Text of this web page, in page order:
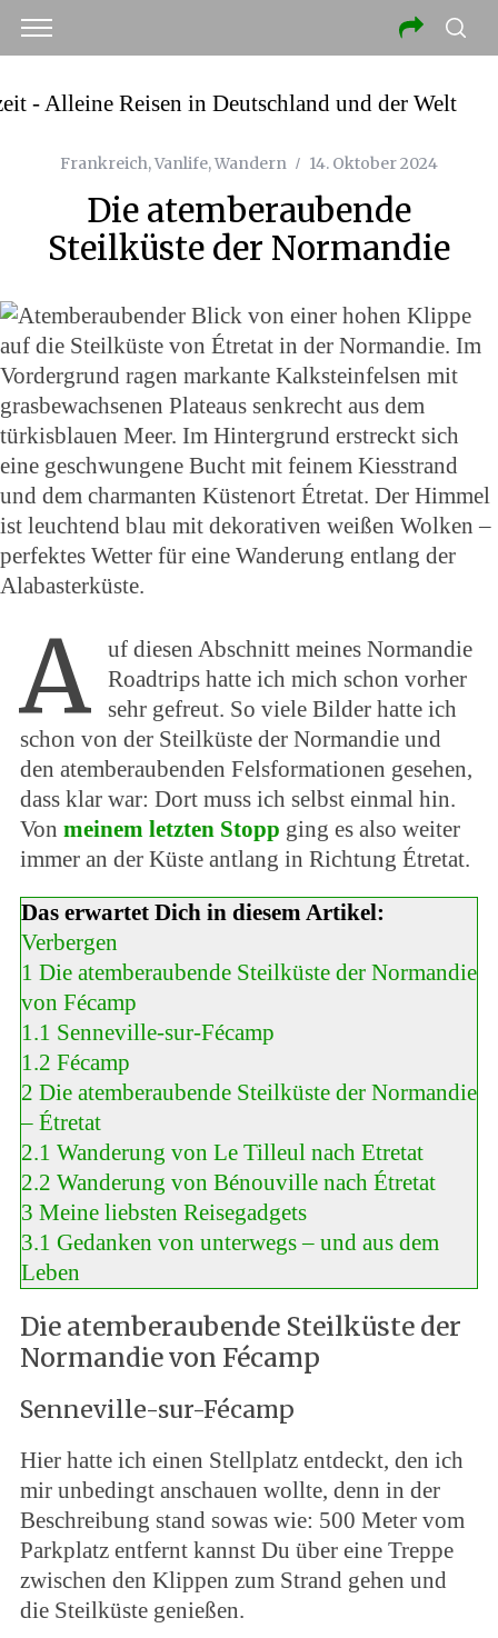
Frankreich,Vanlife,Wandern 14. Oktober 2024
Die atemberaubende
Steilküste der Normandie
A
uf diesen Abschnitt meines Normandie
Roadtrips hatte ich mich schon vorher
sehr gefreut. So viele Bilder hatte ich
schon von der Steilküste der Normandie und
den atemberaubenden Felsformationen gesehen,
dass klar war: Dort muss ich selbst einmal hin.
Von meinem letzten Stopp ging es also weiter
immer an der Küste antlang in Richtung Étretat.
Das erwartet Dich in diesem Artikel:
Verbergen
1 Die atemberaubende Steilküste der Normandie
von Fécamp
1.1 Senneville-sur-Fécamp
1.2 Fécamp
2 Die atemberaubende Steilküste der Normandie
– Étretat
2.1 Wanderung von Le Tilleul nach Etretat
2.2 Wanderung von Bénouville nach Étretat
3 Meine liebsten Reisegadgets
3.1 Gedanken von unterwegs – und aus dem
Leben
Die atemberaubende Steilküste der
Normandie von Fécamp
Senneville-sur-Fécamp
Hier hatte ich einen Stellplatz entdeckt, den ich
mir unbedingt anschauen wollte, denn in der
Beschreibung stand sowas wie: 500 Meter vom
Parkplatz entfernt kannst Du über eine Treppe
zwischen den Klippen zum Strand gehen und
die Steilküste genießen.